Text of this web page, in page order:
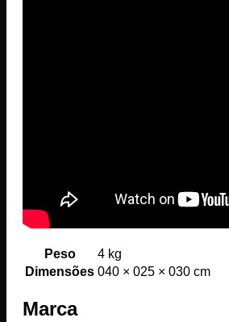
Peso
4 kg
Dimensões 040 × 025 × 030 cm
Marca